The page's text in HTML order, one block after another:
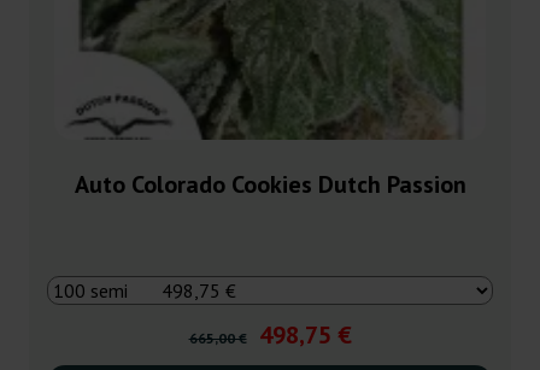
Auto Colorado Cookies Dutch Passion
665,00 € 498,75 €